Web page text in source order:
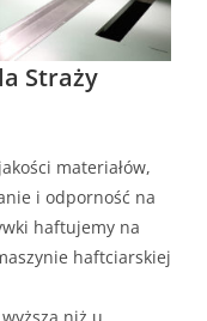
Straży
materiałów,
i odporność na
haftujemy na
haftciarskiej